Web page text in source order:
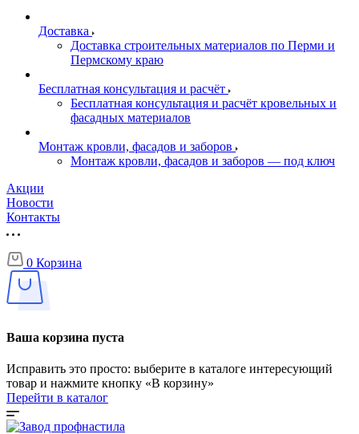
Доставка
Доставка строительных материалов по Перми и
Пермскому краю
Бесплатная консультация и расчёт
Бесплатная консультация и расчёт кровельных и
фасадных материалов
Монтаж кровли, фасадов и заборов
Монтаж кровли, фасадов и заборов — под ключ
Акции
Новости
Контакты
0 Корзина
Ваша корзина пуста
Исправить это просто: выберите в каталоге интересующий
товар и нажмите кнопку «В корзину»
Перейти в каталог